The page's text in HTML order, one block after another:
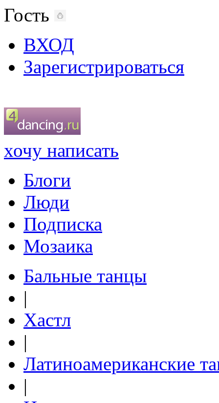
Гость
ВХОД
Зарегистрироваться
хочу написать
Блоги
Люди
Подписка
Мозаика
Бальные танцы
|
Хастл
|
Латиноамериканские
|